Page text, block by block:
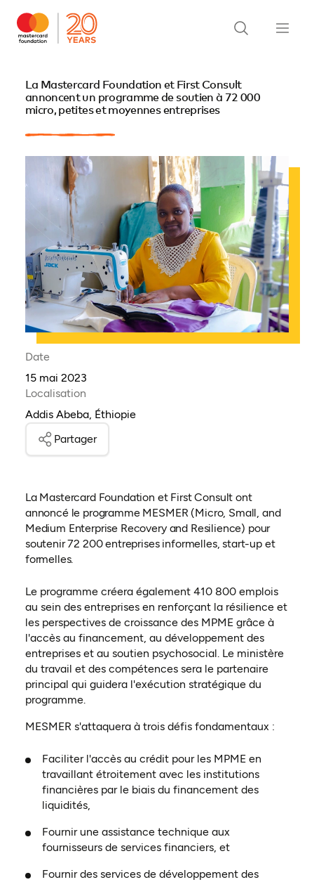
La Mastercard Foundation et First Consult
annoncent un programme de soutien à 72 000
micro, petites et moyennes entreprises
Date
15 mai 2023
Localisation
Addis Abeba, Éthiopie
Partager
La Mastercard Foundation et First Consult ont
annoncé le programme MESMER (Micro, Small, and
Medium Enterprise Recovery and Resilience) pour
soutenir 72 200 entreprises informelles, start-up et
formelles.
Le programme créera également 410 800 emplois
au sein des entreprises en renforçant la résilience et
les perspectives de croissance des MPME grâce à
l'accès au financement, au développement des
entreprises et au soutien psychosocial. Le ministère
du travail et des compétences sera le partenaire
principal qui guidera l'exécution stratégique du
programme.
MESMER s'attaquera à trois défis fondamentaux :
Faciliter l'accès au crédit pour les MPME en
travaillant étroitement avec les institutions
financières par le biais du financement des
liquidités,
Fournir une assistance technique aux
fournisseurs de services financiers, et
Fournir des services de développement des